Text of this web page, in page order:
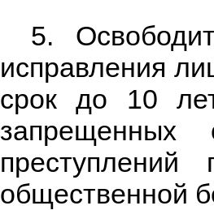
5.
исправления
срок до 10
запрещенных
общественной